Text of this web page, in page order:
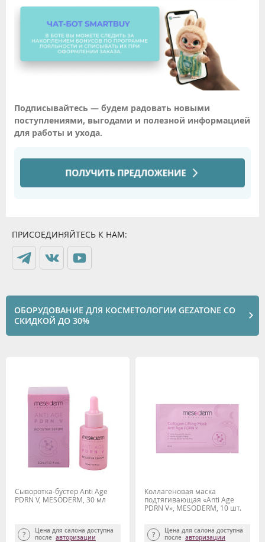
Подписывайтесь — будем радовать новыми
поступлениями, выгодами и полезной информацией
для работы и ухода.
ПРИСОЕДИНЯЙТЕСЬ К НАМ:
ОБОРУДОВАНИЕ ДЛЯ КОСМЕТОЛОГИИ GEZATONE СО
СКИДКОЙ ДО 30%
Сыворотка-бустер Anti Age
PDRN V, MESODERM, 30 мл
Цена для салона доступна
после авторизации
Коллагеновая маска
подтягивающая «Anti Age
PDRN V», MESODERM, 10 шт.
Цена для салона доступна
после авторизации